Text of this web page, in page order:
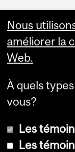
and
Palliative Care in
Nous
améliorer la
Web.
À quels
vous?
Les
Les